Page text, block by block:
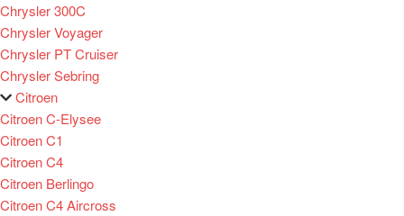
Chrysler 300C
Chrysler Voyager
Chrysler PT Cruiser
Chrysler Sebring
Citroen
Citroen C-Elysee
Citroen C1
Citroen C4
Citroen Berlingo
Citroen C4 Aircross